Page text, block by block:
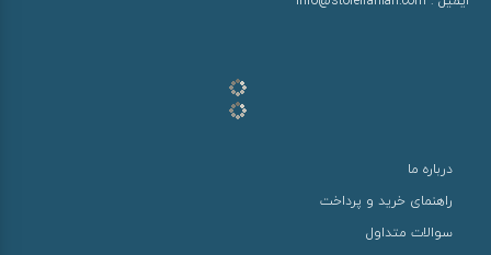
درباره ما
راهنمای خرید و پرداخت
سوالات متداول